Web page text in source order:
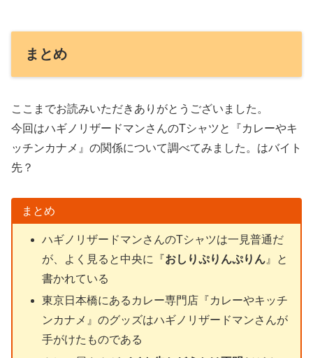
まとめ
ここまでお読みいただきありがとうございました。
今回はハギノリザードマンさんのTシャツと『カレーやキ
ッチンカナメ』の関係について調べてみました。はバイト
先？
まとめ
ハギノリザードマンさんのTシャツは一見普通だ
が、よく見ると中央に『おしりぷりんぷりん』と
書かれている
東京日本橋にあるカレー専門店『カレーやキッチ
ンカナメ』のグッズはハギノリザードマンさんが
手がけたものである